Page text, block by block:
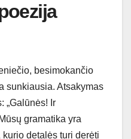
besimokančio
sunkiausia. Atsakymas
„Galūnės! Ir
gramatika yra
detalės turi derėti